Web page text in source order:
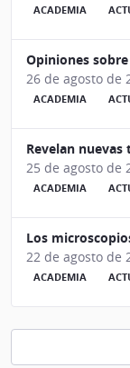
ACADEMIA
Opiniones
26 de agosto de
ACADEMIA
Revelan
25 de agosto de
ACADEMIA
Los
22 de agosto de
ACADEMIA